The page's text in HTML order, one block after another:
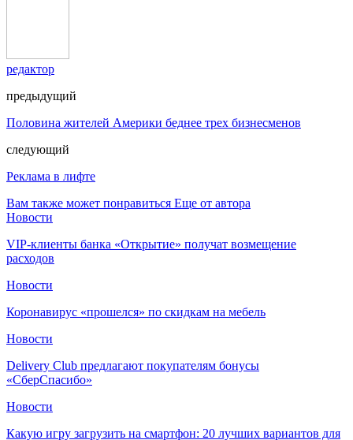
редактор
предыдущий
Половина жителей Америки беднее трех бизнесменов
следующий
Реклама в лифте
Вам также может понравиться Еще от автора
Новости
VIP-клиенты банка «Открытие» получат возмещение
расходов
Новости
Коронавирус «прошелся» по скидкам на мебель
Новости
Delivery Club предлагают покупателям бонусы
«СберСпасибо»
Новости
Какую игру загрузить на смартфон: 20 лучших вариантов для